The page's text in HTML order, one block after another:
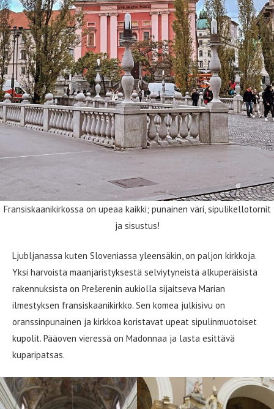
Fransiskaanikirkossa on upeaa kaikki; punainen väri, sipulikellotornit
ja sisustus!
Ljubljanassa kuten Sloveniassa yleensäkin, on paljon kirkkoja.
Yksi harvoista maanjäristyksestä selviytyneistä alkuperäisistä
rakennuksista on Prešerenin aukiolla sijaitseva Marian
ilmestyksen fransiskaanikirkko. Sen komea julkisivu on
oranssinpunainen ja kirkkoa koristavat upeat sipulinmuotoiset
kupolit. Pääoven vieressä on Madonnaa ja lasta esittävä
kuparipatsas.